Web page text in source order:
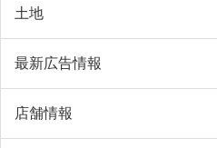
土地
最新広告情報
店舗情報